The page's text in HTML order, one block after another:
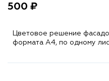
500 ₽
Цветовое решение
формата A4, по одному